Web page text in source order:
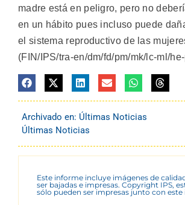
madre está en peligro, pero no
en un hábito pues incluso puede
el sistema reproductivo de las
(FIN/IPS/tra-en/dm/fd/pm/mk/lc-ml/
Archivado en: Últimas Noticias
Últimas Noticias
Este informe incluye imágenes de
ser bajadas e impresas. Copyright IPS,
sólo pueden ser impresas junto con